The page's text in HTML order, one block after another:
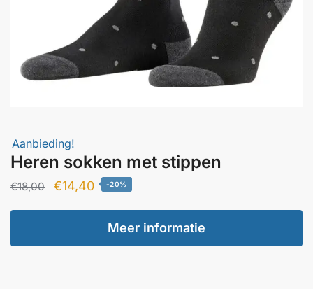
Aanbieding!
Heren sokken met stippen
€18,00
Oorspronkelijke
€18,00.
€14,40Huidige
€14,40.
-20%
Meer informatie